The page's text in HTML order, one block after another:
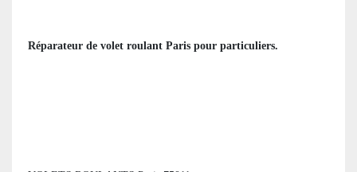
Réparateur de volet roulant Paris pour particuliers.